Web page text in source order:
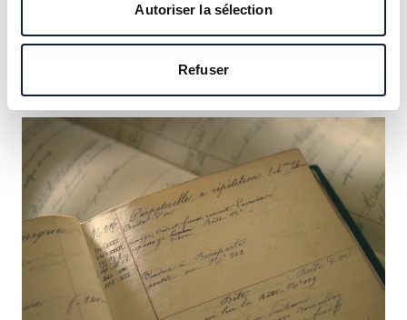
Autoriser la sélection
Refuser
notre héritage et saisissez l’occasion d’y inscrire le vôtre.